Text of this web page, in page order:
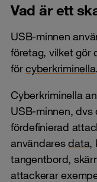
Vad är ett
USB-minnen
företag, vilket gör
förcyberkriminella.
Cyberkriminella
USB-minnen, dvs
fördefinierad
användaresdata,
tangentbord,
attackerar